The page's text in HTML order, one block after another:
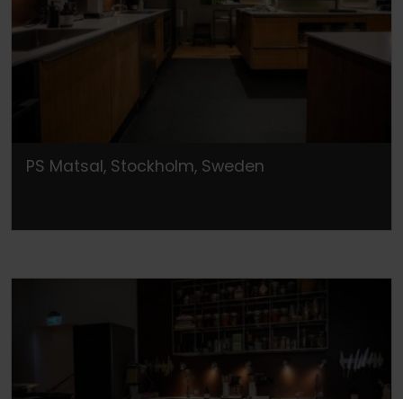
PS Matsal, Stockholm, Sweden